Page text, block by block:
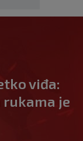
viđa:
rukama je